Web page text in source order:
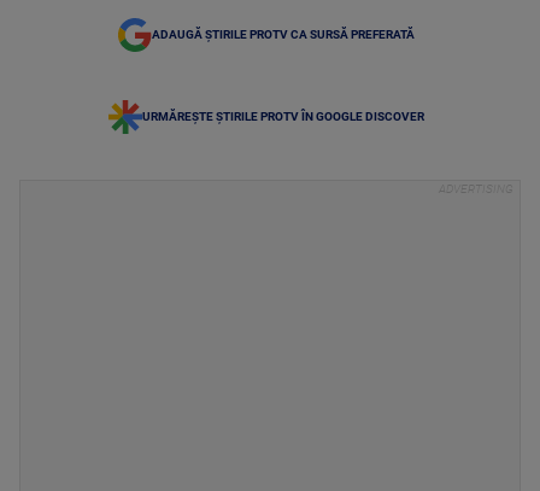
ADAUGĂ ȘTIRILE PROTV CA SURSĂ PREFERATĂ
URMĂREȘTE ȘTIRILE PROTV ÎN GOOGLE DISCOVER